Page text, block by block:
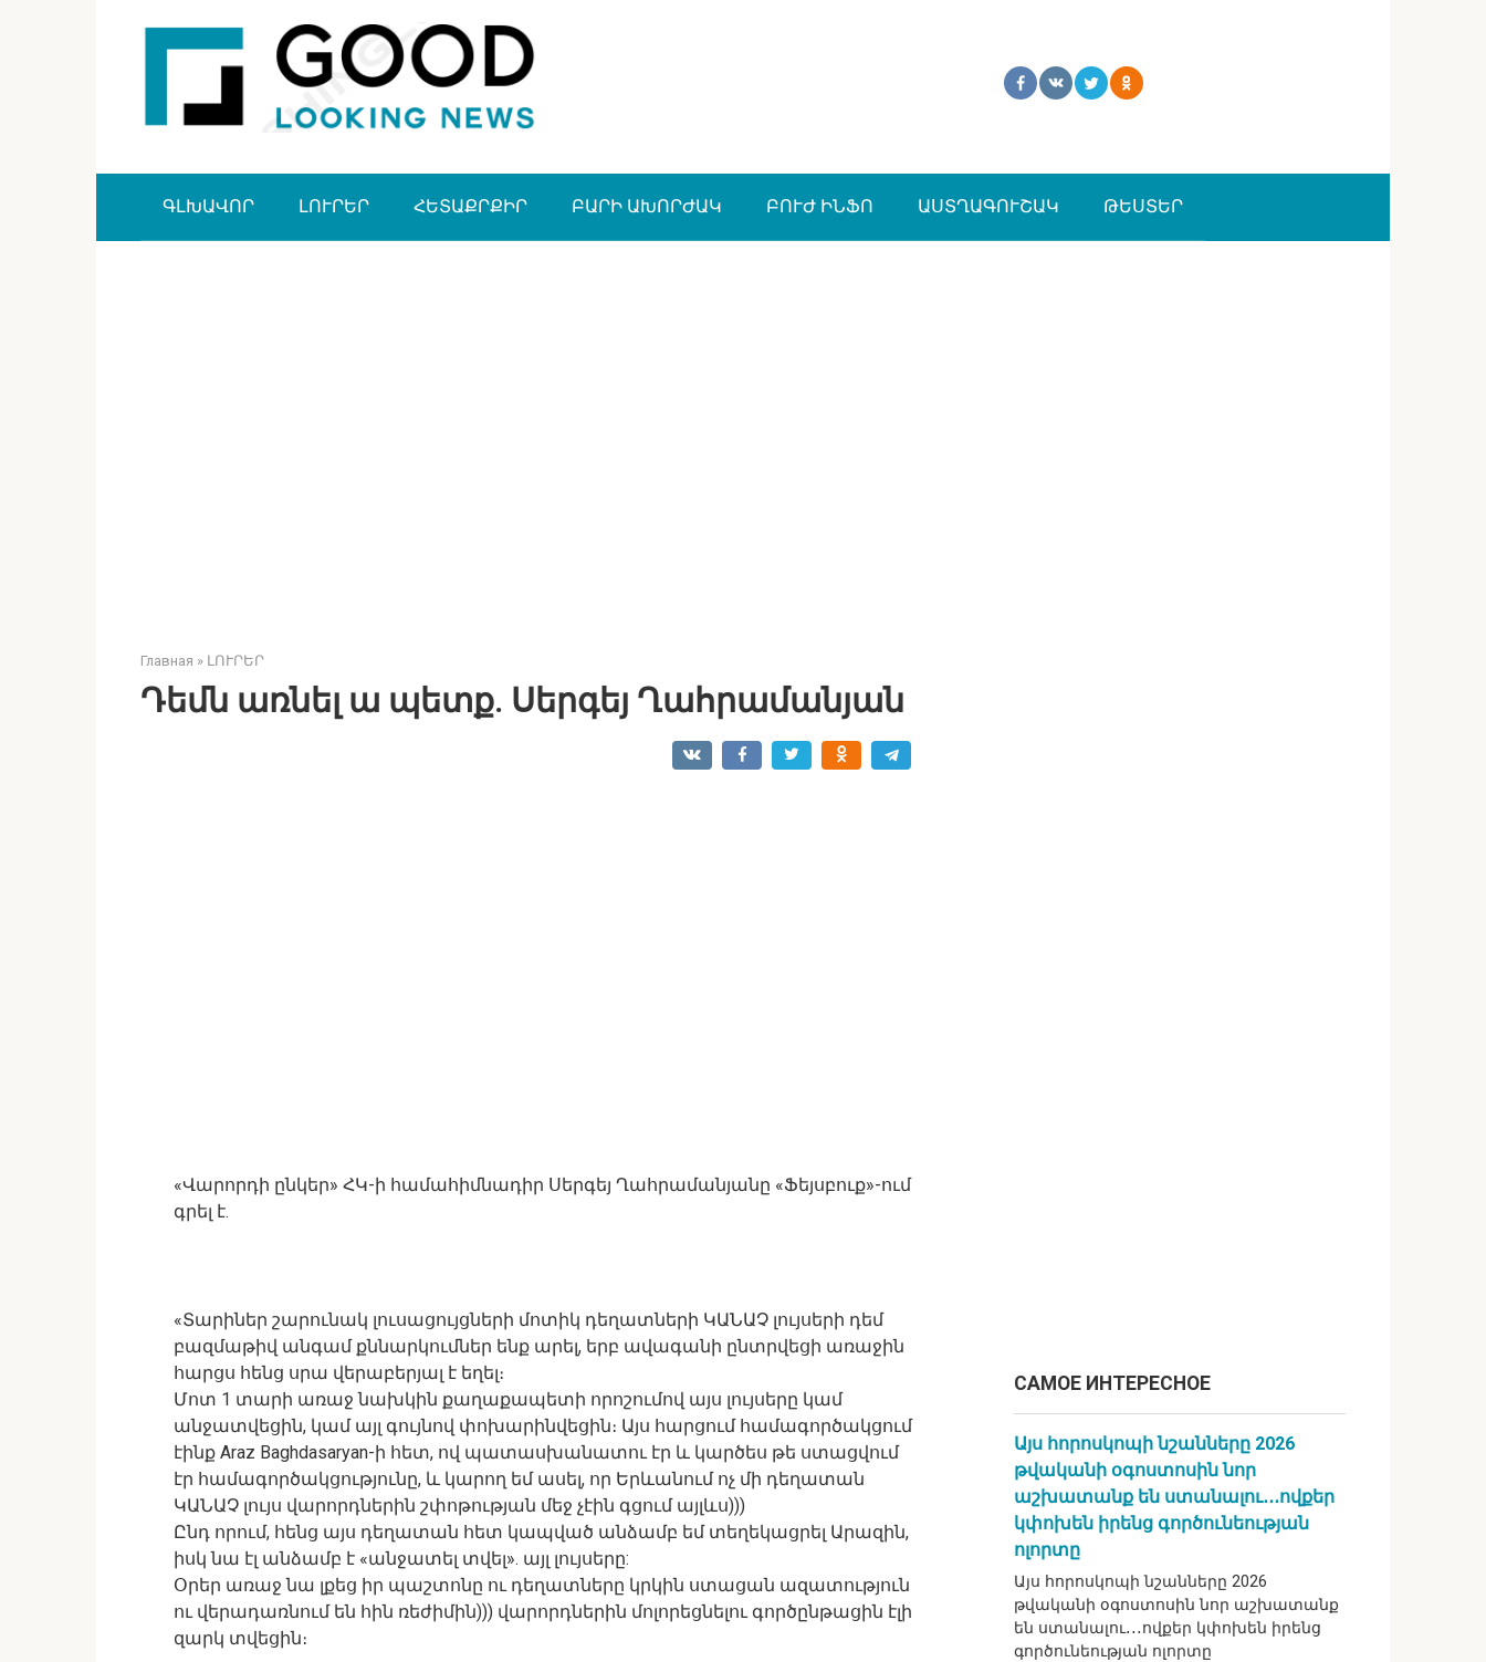
ԳԼԽԱՎՈՐ ԼՈՒՐԵՐ ՀԵՏԱՔՐՔԻՐ ԲԱՐԻ ԱԽՈՐԺԱԿ ԲՈՒԺ ԻՆՖՈ ԱՍՏՂԱԳՈՒՇԱԿ ԹԵՍՏԵՐ
Главная » ԼՈՒՐԵՐ
Դեմն առնել ա պետք. Սերգեյ Ղահրամանյան
«Վարորդի ընկեր» ՀԿ-ի համահիմնադիր Սերգեյ Ղահրամանյանը «Ֆեյսբուք»-ում
գրել է.
«Տարիներ շարունակ լուսացույցների մոտիկ դեղատների ԿԱՆԱՉ լույսերի դեմ
բազմաթիվ անգամ քննարկումներ ենք արել, երբ ավագանի ընտրվեցի առաջին
հարցս հենց սրա վերաբերյալ է եղել։
Մոտ 1 տարի առաջ նախկին քաղաքապետի որոշումով այս լույսերը կամ
անջատվեցին, կամ այլ գույնով փոխարինվեցին։ Այս հարցում համագործակցում
էինք Araz Baghdasaryan-ի հետ, ով պատասխանատու էր և կարծես թե ստացվում
էր համագործակցությունը, և կարող եմ ասել, որ Երևանում ոչ մի դեղատան
ԿԱՆԱՉ լույս վարորդներին շփոթության մեջ չէին գցում այլևս)))
Ընդ որում, հենց այս դեղատան հետ կապված անձամբ եմ տեղեկացրել Արազին,
իսկ նա էլ անձամբ է «անջատել տվել». այլ լույսերը:
Օրեր առաջ նա լքեց իր պաշտոնը ու դեղատները կրկին ստացան ազատություն
ու վերադառնում են հին ռեժիմին))) վարորդներին մոլորեցնելու գործընթացին էլի
զարկ տվեցին։
САМОЕ ИНТЕРЕСНОЕ
Այս հորոսկոպի նշանները 2026
թվականի օգոստոսին նոր
աշխատանք են ստանալու․․․ովքեր
կփոխեն իրենց գործունեության
ոլորտը
Այս հորոսկոպի նշանները 2026
թվականի օգոստոսին նոր աշխատանք
են ստանալու․․․ովքեր կփոխեն իրենց
գործունեության ոլորտը